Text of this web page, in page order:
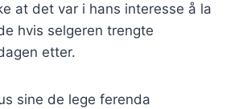
at det var i hans interesse å la
hvis selgeren trengte
etter.
sine de lege ferenda